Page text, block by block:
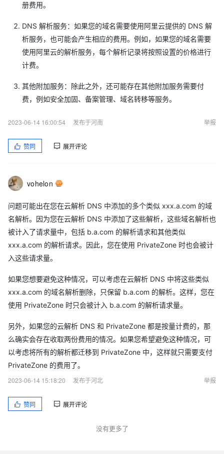
册费用。
DNS 解析服务：如果您的域名需要使用阿里云提供的 DNS 解
析服务，也可能会产生相应的费用。例如，如果您的域名需要
使用阿里云的解析服务，每个解析记录将按照设置的价格进行
计费。
其他附加服务：除此之外，还可能存在其他附加服务需要付
费，例如安全加固、备案管理、域名转移等服务。
2023-06-14 16:00:54 发布于河南 举报
赞同 展开评论
vohelon
问题可能出在您在云解析 DNS 中添加的多个类似 xxx.a.com 的域
名解析。因为您在云解析 DNS 中添加了这些解析，这些域名解析也
被计入了请求量中，包括 b.a.com 的解析请求和其他类似
xxx.a.com 的解析请求。因此，您在使用 PrivateZone 时也会被计
入这些请求量。
如果您想要避免这种情况，可以考虑在云解析 DNS 中将这些类似
xxx.a.com 的域名解析删除，只保留 b.a.com 的解析。这样，您在
使用 PrivateZone 时只会被计入 b.a.com 的解析请求量。
另外，如果您的云解析 DNS 和 PrivateZone 都是按量计费的，那
么确实会存在收取两份费用的情况。如果您希望避免这种情况，可
以考虑将所有的解析都迁移到 PrivateZone 中，这样就只需要支付
PrivateZone 的费用了。
2023-06-14 15:18:20
发布于河北 举报
赞同 展开评论
没有更多了